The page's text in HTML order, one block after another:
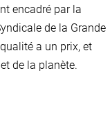
encadré par la
de la Grande
a un prix, et
de la planète.